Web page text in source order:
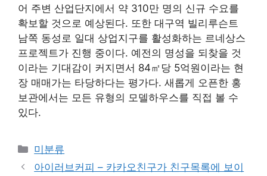
어 주변 산업단지에서 약 310만 명의 신규 수요를
확보할 것으로 예상된다. 또한 대구역 빌리루슨트
남쪽 동성로 일대 상업지구를 활성화하는 르네상스
프로젝트가 진행 중이다. 예전의 명성을 되찾을 것
이라는 기대감이 커지면서 84㎡당 5억원이라는 현
장 매매가는 타당하다는 평가다. 새롭게 오픈한 홍
보관에서는 모든 유형의 모델하우스를 직접 볼 수
있다.
Categories
미분류
아이러브커피 – 카카오친구가 친구목록에 보이